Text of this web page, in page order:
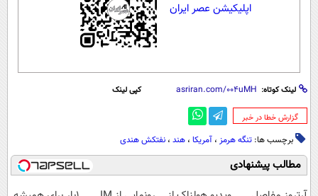
اپلیکیشن عصر ایران
لینک کوتاه: کپی لینک
‌گزارش خطا در خبر
برچسب ها: تنگه هرمز ، آمریکا ، هند ، نفتکش هندی
مطالب پیشنهادی